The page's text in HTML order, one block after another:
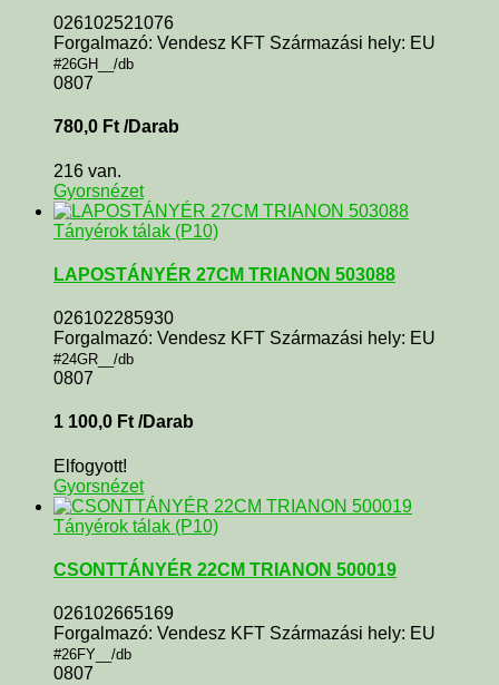
026102521076
Forgalmazó: Vendesz KFT Származási hely: EU
#26GH__/db
0807
780,0 Ft /Darab
216 van.
Gyorsnézet
Tányérok tálak (P10)
LAPOSTÁNYÉR 27CM TRIANON 503088
026102285930
Forgalmazó: Vendesz KFT Származási hely: EU
#24GR__/db
0807
1 100,0 Ft /Darab
Elfogyott!
Gyorsnézet
Tányérok tálak (P10)
CSONTTÁNYÉR 22CM TRIANON 500019
026102665169
Forgalmazó: Vendesz KFT Származási hely: EU
#26FY__/db
0807